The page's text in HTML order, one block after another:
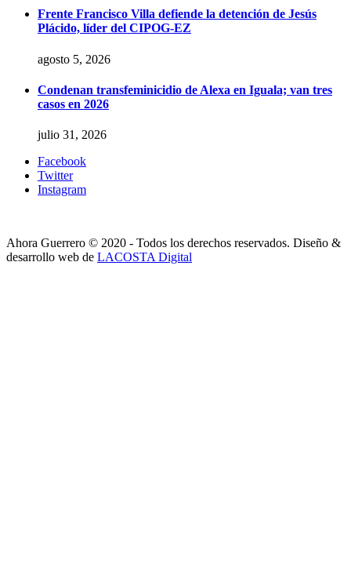
Frente Francisco Villa defiende la detención de Jesús
Plácido, líder del CIPOG-EZ
agosto 5, 2026
Condenan transfeminicidio de Alexa en Iguala; van tres
casos en 2026
julio 31, 2026
Facebook
Twitter
Instagram
Ahora Guerrero © 2020 - Todos los derechos reservados. Diseño &
desarrollo web de LACOSTA Digital